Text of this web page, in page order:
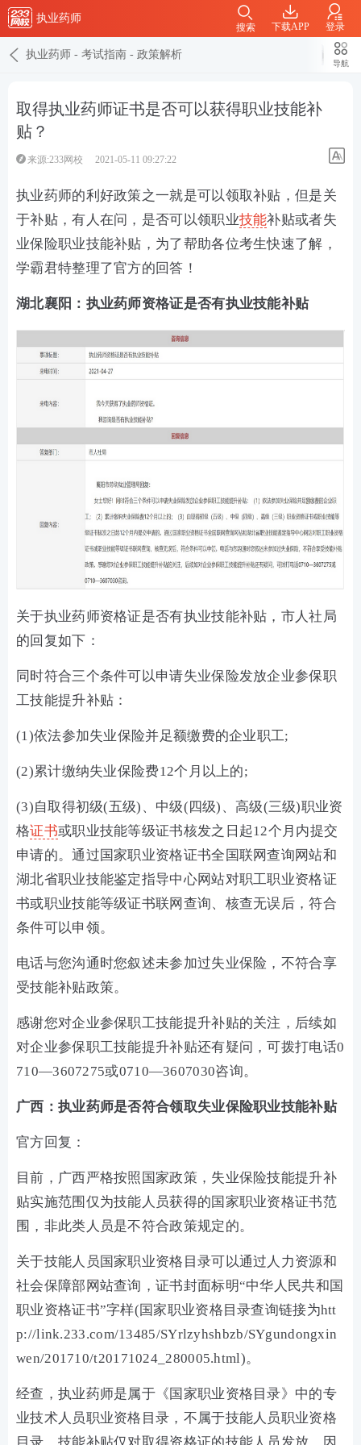
执业药师
下载APP 登录
搜索
执业药师 - 考试指南 - 政策解析
导航
取得执业药师证书是否可以获得职业技能补
贴？
来源:233网校 2021-05-11 09:27:22
执业药师的利好政策之一就是可以领取补贴，但是关
于补贴，有人在问，是否可以领职业技能补贴或者失
业保险职业技能补贴，为了帮助各位考生快速了解，
学霸君特整理了官方的回答！
湖北襄阳：执业药师资格证是否有执业技能补贴
关于执业药师资格证是否有执业技能补贴，市人社局
的回复如下：
同时符合三个条件可以申请失业保险发放企业参保职
工技能提升补贴：
(1)依法参加失业保险并足额缴费的企业职工;
(2)累计缴纳失业保险费12个月以上的;
(3)自取得初级(五级)、中级(四级)、高级(三级)职业资
格证书或职业技能等级证书核发之日起12个月内提交
申请的。通过国家职业资格证书全国联网查询网站和
湖北省职业技能鉴定指导中心网站对职工职业资格证
书或职业技能等级证书联网查询、核查无误后，符合
条件可以申领。
电话与您沟通时您叙述未参加过失业保险，不符合享
受技能补贴政策。
感谢您对企业参保职工技能提升补贴的关注，后续如
对企业参保职工技能提升补贴还有疑问，可拨打电话0
710—3607275或0710—3607030咨询。
广西：执业药师是否符合领取失业保险职业技能补贴
官方回复：
目前，广西严格按照国家政策，失业保险技能提升补
贴实施范围仅为技能人员获得的国家职业资格证书范
围，非此类人员是不符合政策规定的。
关于技能人员国家职业资格目录可以通过人力资源和
社会保障部网站查询，证书封面标明“中华人民共和国
职业资格证书”字样(国家职业资格目录查询链接为htt
p://link.233.com/13485/SYrlzyhshbzb/SYgundongxin
wen/201710/t20171024_280005.html)。
经查，执业药师是属于《国家职业资格目录》中的专
业技术人员职业资格目录，不属于技能人员职业资格